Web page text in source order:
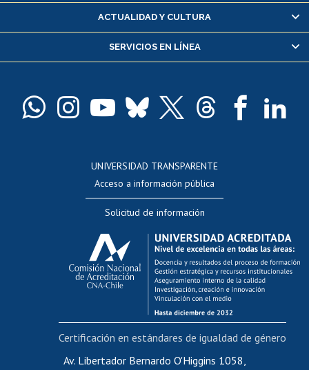
Servicio médico y dental
Pago de arancel y crédito alumnos
Docentes
Evaluación docente
Calificación académica
Postulación al AUCAI
Funcionarias/os
Cursos internos de capacitación
Bienestar del personal
Portal de movilidad interna
Certificado de renta
ACTUALIDAD Y CULTURA
SERVICIOS EN LÍNEA
UNIVERSIDAD TRANSPARENTE
Acceso a información pública
Solicitud de información
Av. Libertador Bernardo O'Higgins 1058,
Certificación en estándares de igualdad de género